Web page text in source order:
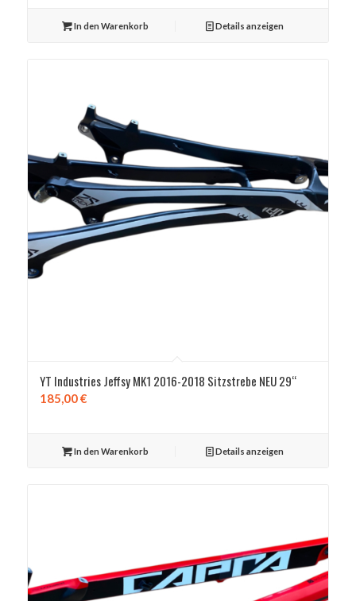
In den Warenkorb Details anzeigen
YT Industries Jeffsy MK1 2016-2018 Sitzstrebe NEU 29“
185,00€
In den Warenkorb Details anzeigen